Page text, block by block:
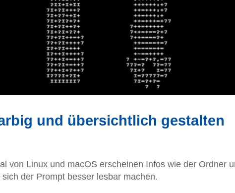
und übersichtlich gestalten
von Linux und macOS erscheinen Infos wie der Ordner
der Prompt besser lesbar machen.